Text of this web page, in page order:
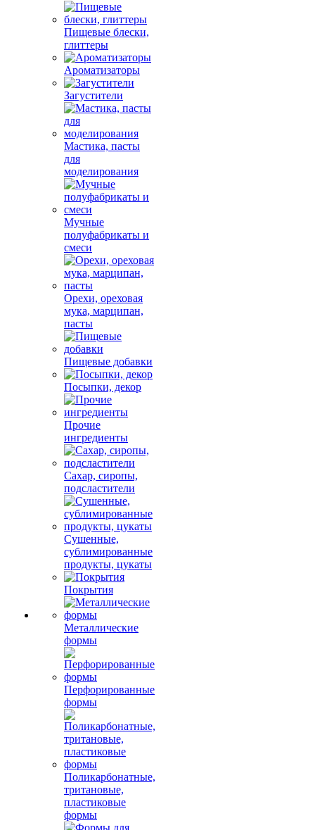
Пищевые блески,
глиттеры
Ароматизаторы
Загустители
Мастика, пасты
для
моделирования
Мучные
полуфабрикаты и
смеси
Орехи, ореховая
мука, марципан,
пасты
Пищевые добавки
Посыпки, декор
Прочие
ингредиенты
Сахар, сиропы,
подсластители
Сушенные,
сублимированные
продукты, цукаты
Покрытия
Металлические
формы
Перфорированные
формы
Поликарбонатные,
тритановые,
пластиковые
формы